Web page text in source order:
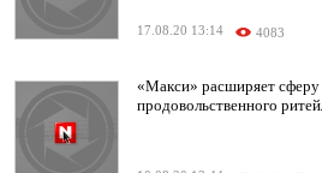
17.08.20 13:14 4083
«Макси» расширяет сферу
продовольственного